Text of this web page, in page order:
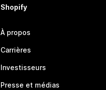
Shopify
À propos
Carrières
Investisseurs
Presse et médias